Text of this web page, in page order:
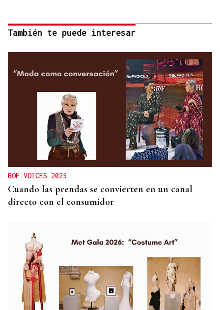
También te puede interesar
BOF VOICES 2025
Cuando las prendas se convierten en un canal
directo con el consumidor